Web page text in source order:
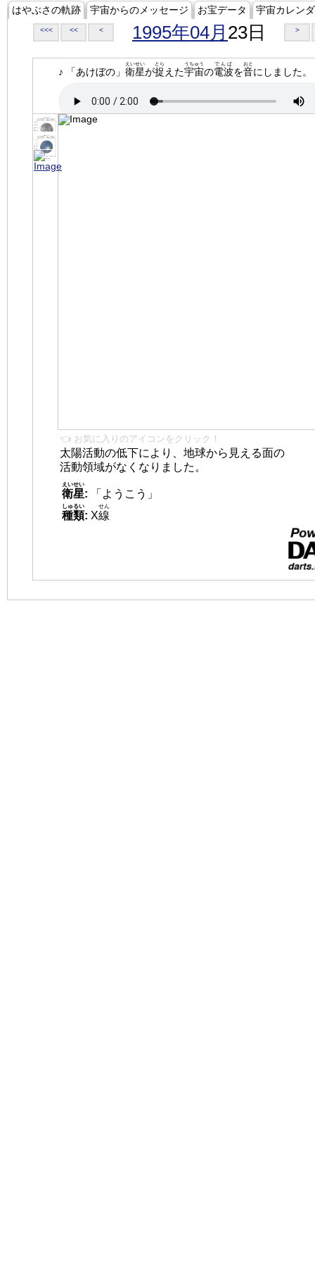
はやぶさの軌跡 宇宙からのメッセージ お宝データ 宇宙カレン
<<< << < 1995年04月 23日 >
♪ 「あけぼの」 衛星
えいせい
が捉
とら
えた宇宙
うちゅう
の電波
でんぱ
を音
おと
にしました。
👈 お気に入りのアイコンをクリック！
太陽活動の低下により、地球から見える面の
活動領域がなくなりました。
衛星
えいせい
:
「ようこう」
種類
しゅるい
: X線
せん